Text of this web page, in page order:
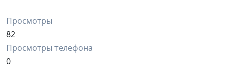
документов.
Бюро переводов intertext
Просмотры
82
Просмотры телефона
0